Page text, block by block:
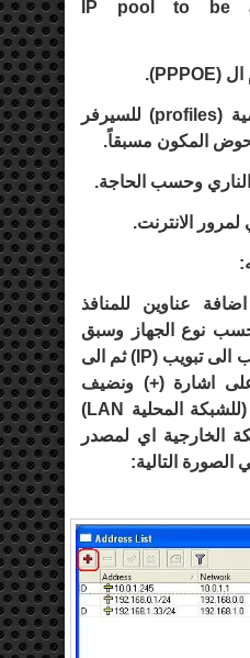
IP pool to be
ال (PPPOE
).
(
profiles) للسيرفر
المكون مسبقاً.
وحسب الحاجة.
الانترنت.
عناوين للمنافذ
نوع الجهاز وسبق
الى تبويب (IP ) ثم الى
اشارة (+) ونضيف
المحلية
LAN
)
الخارجية اي لمصدر
الصورة التالية: